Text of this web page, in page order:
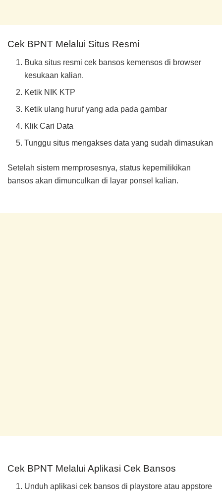
Cek BPNT Melalui Situs Resmi
Buka situs resmi cek bansos kemensos di browser
kesukaan kalian.
Ketik NIK KTP
Ketik ulang huruf yang ada pada gambar
Klik Cari Data
Tunggu situs mengakses data yang sudah dimasukan
Setelah sistem memprosesnya, status kepemilikikan
bansos akan dimunculkan di layar ponsel kalian.
Cek BPNT Melalui Aplikasi Cek Bansos
Unduh aplikasi cek bansos di playstore atau appstore